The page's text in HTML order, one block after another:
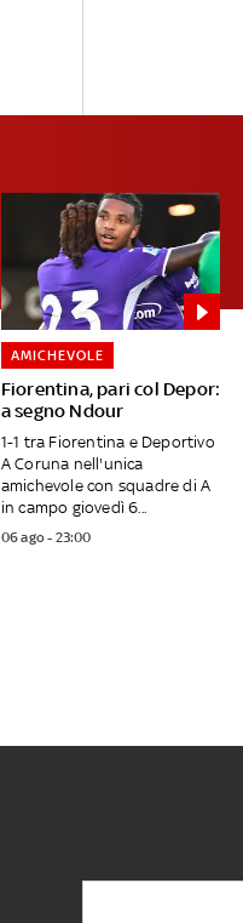
Fiorentina, pari col Depor:
a segno Ndour
AMICHEVOLE
1-1 tra Fiorentina e Deportivo
A Coruna nell'unica
amichevole con squadre di A
in campo giovedì 6...
06 ago - 23:00